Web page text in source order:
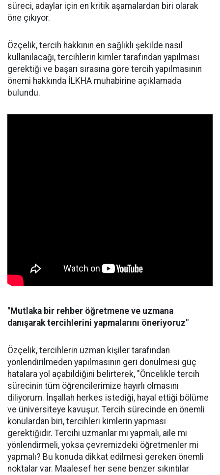
süreci, adaylar için en kritik aşamalardan biri olarak
öne çıkıyor.
Özçelik, tercih hakkının en sağlıklı şekilde nasıl
kullanılacağı, tercihlerin kimler tarafından yapılması
gerektiği ve başarı sırasına göre tercih yapılmasının
önemi hakkında İLKHA muhabirine açıklamada
bulundu.
"Mutlaka bir rehber öğretmene ve uzmana
danışarak tercihlerini yapmalarını öneriyoruz"
Özçelik, tercihlerin uzman kişiler tarafından
yönlendirilmeden yapılmasının geri dönülmesi güç
hatalara yol açabildiğini belirterek, "Öncelikle tercih
sürecinin tüm öğrencilerimize hayırlı olmasını
diliyorum. İnşallah herkes istediği, hayal ettiği bölüme
ve üniversiteye kavuşur. Tercih sürecinde en önemli
konulardan biri, tercihleri kimlerin yapması
gerektiğidir. Tercihi uzmanlar mı yapmalı, aile mi
yönlendirmeli, yoksa çevremizdeki öğretmenler mi
yapmalı? Bu konuda dikkat edilmesi gereken önemli
noktalar var. Maalesef her sene benzer sıkıntılar